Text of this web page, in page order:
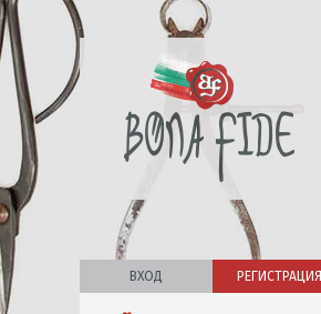
ВХОД РЕГИСТРАЦИЯ